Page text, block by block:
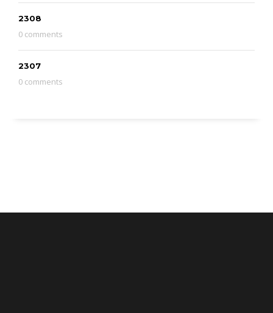
2308
0 comments
2307
0 comments